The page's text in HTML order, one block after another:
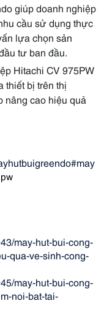
giúp doanh nghiệp
cầu sử dụng thực
lựa chọn sản
tư ban đầu.
Hitachi CV 975PW
thiết bị trên thị
cao hiệu quả
may-hut-bui-cong-
qua-ve-sinh-cong-
may-hut-bui-cong-
noi-bat-tai-